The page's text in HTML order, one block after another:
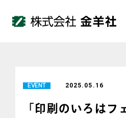
EVENT 2025.05.16
「印刷のいろはフ